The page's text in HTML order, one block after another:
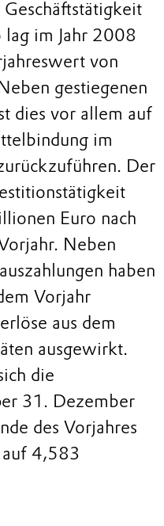
im Jahr 2008
von
gestiegenen
dies vor allem auf
im
Der
Euro nach
Neben
haben
Vorjahr
aus dem
ausgewirkt.
die
31. Dezember
des Vorjahres
4,583